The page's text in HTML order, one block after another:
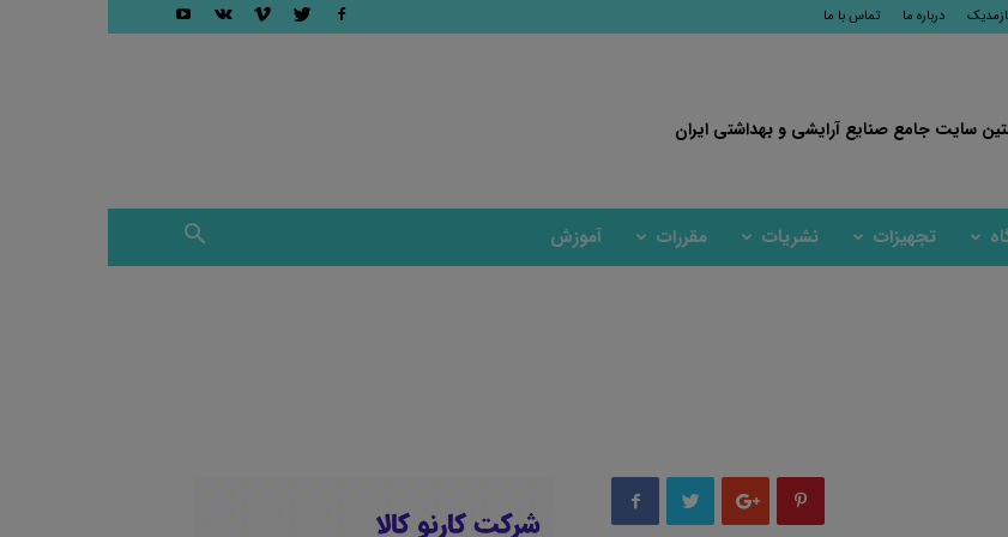
درباره ما تماس با ما
سایت جامع صنایع آرایشی و بهداشتی ایران
تجهیزات نشریات مقررات آموزش